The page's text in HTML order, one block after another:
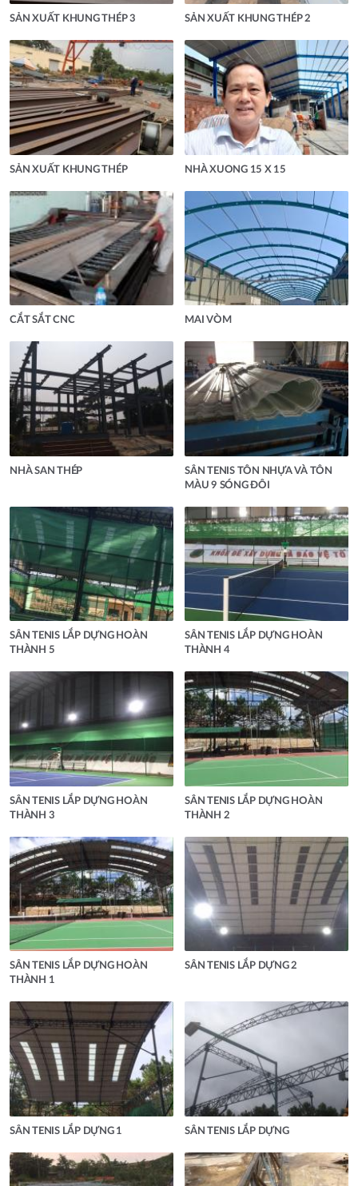
SẢN XUẤT KHUNG THÉP 3 SẢN XUẤT KHUNG THÉP 2
SẢN XUẤT KHUNG THÉP NHÀ XUONG 15 X 15
CẮT SẮT CNC MAI VÒM
NHÀ SAN THÉP
SÂN TENIS TÔN NHỰA VÀ TÔN
MÀU 9 SÓNG ĐÔI
SÂN TENIS LẮP DỰNG HOÀN
THÀNH 5
SÂN TENIS LẮP DỰNG HOÀN
THÀNH 4
SÂN TENIS LẮP DỰNG HOÀN
THÀNH 3
SÂN TENIS LẮP DỰNG HOÀN
THÀNH 2
SÂN TENIS LẮP DỰNG HOÀN
THÀNH 1
SÂN TENIS LẮP DỰNG 2
SÂN TENIS LẮP DỰNG 1 SÂN TENIS LẮP DỰNG